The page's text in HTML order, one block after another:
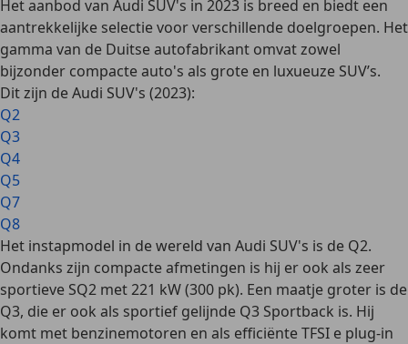
Het aanbod van Audi SUV's in 2023 is breed en biedt een
aantrekkelijke selectie voor verschillende doelgroepen. Het
gamma van de Duitse autofabrikant omvat zowel
bijzonder compacte auto's als grote en luxueuze SUV’s.
Dit zijn de Audi SUV's (2023):
Q2
Q3
Q4
Q5
Q7
Q8
Het instapmodel in de wereld van Audi SUV's is de Q2.
Ondanks zijn compacte afmetingen is hij er ook als zeer
sportieve SQ2 met 221 kW (300 pk). Een maatje groter is de
Q3, die er ook als sportief gelijnde Q3 Sportback is. Hij
komt met benzinemotoren en als efficiënteTFSI e plug-in